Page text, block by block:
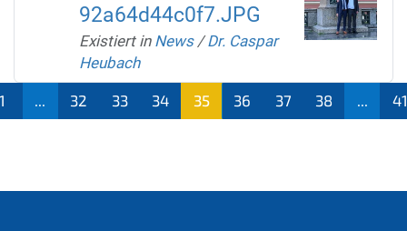
92a64d44c0f7.JPG
Existiert in News /Dr. Caspar
Heubach
1 ... 32 33 34
35
36 37 38 ... 41